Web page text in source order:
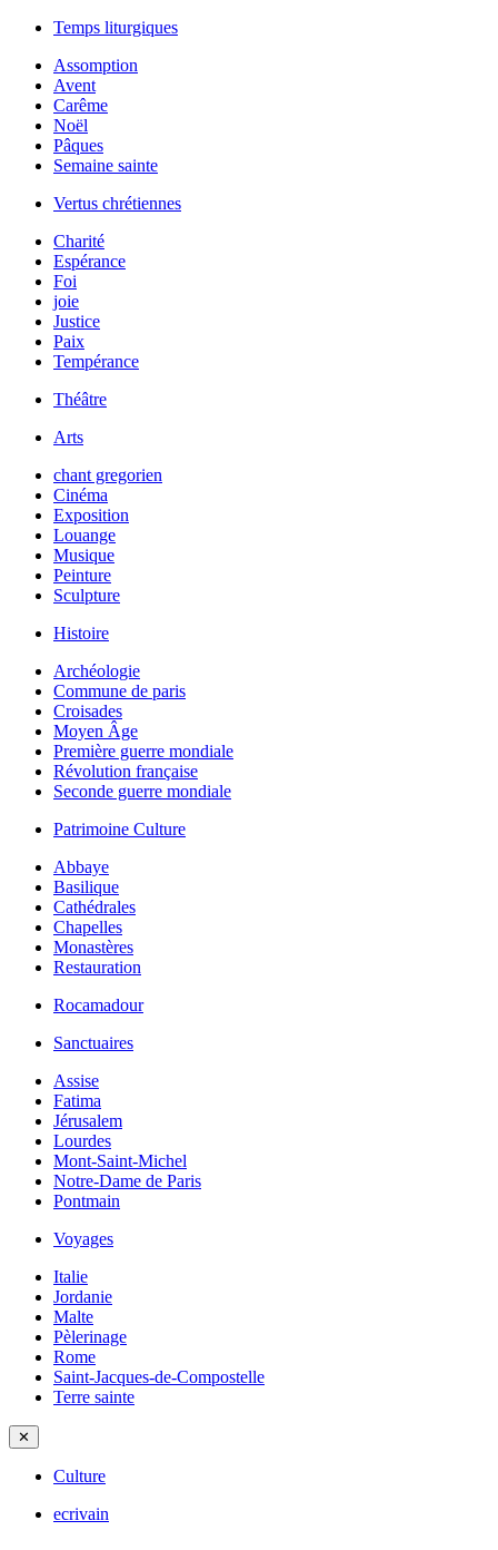
Temps liturgiques
Assomption
Avent
Carême
Noël
Pâques
Semaine sainte
Vertus chrétiennes
Charité
Espérance
Foi
joie
Justice
Paix
Tempérance
Théâtre
Arts
chant gregorien
Cinéma
Exposition
Louange
Musique
Peinture
Sculpture
Histoire
Archéologie
Commune de paris
Croisades
Moyen Âge
Première guerre mondiale
Révolution française
Seconde guerre mondiale
Patrimoine Culture
Abbaye
Basilique
Cathédrales
Chapelles
Monastères
Restauration
Rocamadour
Sanctuaires
Assise
Fatima
Jérusalem
Lourdes
Mont-Saint-Michel
Notre-Dame de Paris
Pontmain
Voyages
Italie
Jordanie
Malte
Pèlerinage
Rome
Saint-Jacques-de-Compostelle
Terre sainte
✕
Culture
ecrivain